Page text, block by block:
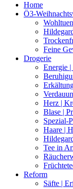
Home
Ö3-
Feine
Drogerie
Energie
Herz |
Blase |
Spezial-
Haare |
Tee in
Reform
Säfte |